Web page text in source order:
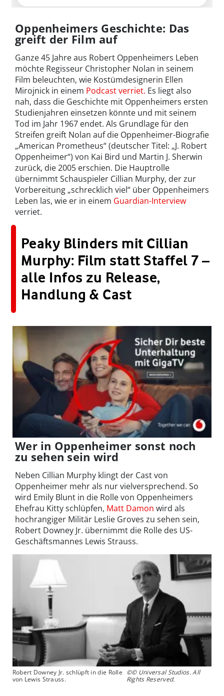
Oppenheimers Geschichte: Das
greift der Film auf
Ganze 45 Jahre aus Robert Oppenheimers Leben
möchte Regisseur Christopher Nolan in seinem
Film beleuchten, wie Kostümdesignerin Ellen
Mirojnick in einem Podcast verriet. Es liegt also
nah, dass die Geschichte mit Oppenheimers ersten
Studienjahren einsetzen könnte und mit seinem
Tod im Jahr 1967 endet. Als Grundlage für den
Streifen greift Nolan auf die Oppenheimer-Biografie
„American Prometheus“ (deutscher Titel: „J. Robert
Oppenheimer“) von Kai Bird und Martin J. Sherwin
zurück, die 2005 erschien. Die Hauptrolle
übernimmt Schauspieler Cillian Murphy, der zur
Vorbereitung „schrecklich viel“ über Oppenheimers
Leben las, wie er in einem Guardian-Interview
verriet.
Peaky Blinders mit Cillian
Murphy: Film statt Staffel 7 –
alle Infos zu Release,
Handlung & Cast
Wer in Oppenheimer sonst noch
zu sehen sein wird
Neben Cillian Murphy klingt der Cast von
Oppenheimer mehr als nur vielversprechend. So
wird Emily Blunt in die Rolle von Oppenheimers
Ehefrau Kitty schlüpfen, Matt Damon wird als
hochrangiger Militär Leslie Groves zu sehen sein,
Robert Downey Jr. übernimmt die Rolle des US-
Geschäftsmannes Lewis Strauss.
Robert Downey Jr. schlüpft in die Rolle
von Lewis Strauss.
©© Universal Studios. All
Rights Reserved.